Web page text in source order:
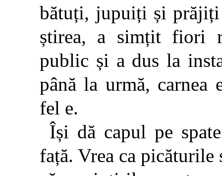
bătuți, jupuiți și
știrea, a simțit fiori
public și a dus la
până la urmă, carnea
fel e.
Își dă capul pe
față. Vrea ca picăturile